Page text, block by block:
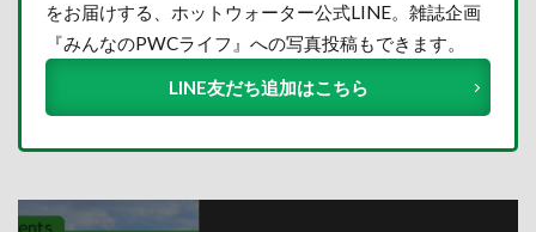
をお届けする、ホットウォーター公式LINE。雑誌企画
『みんなのPWCライフ』への写真投稿もできます。
LINE友だち追加はこちら